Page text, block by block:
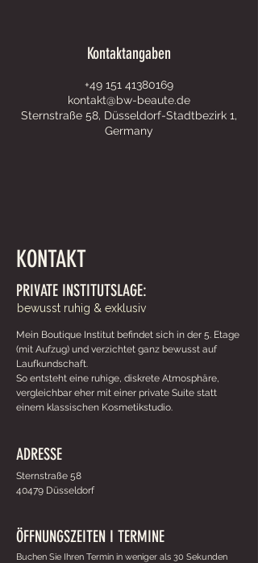
Kontaktangaben
+49 151 41380169
kontakt@bw-beaute.de
Sternstraße 58, Düsseldorf-Stadtbezirk 1,
Germany
KONTAKT
PRIVATE INSTITUTSLAGE:
bewusst ruhig & exklusiv
Mein Boutique Institut befindet sich in der 5. Etage
(mit Aufzug) und verzichtet ganz bewusst auf
Laufkundschaft.
So entsteht eine ruhige, diskrete Atmosphäre,
vergleichbar eher mit einer private Suite statt
einem klassischen Kosmetikstudio.
ADRESSE
Sternstraße 58
40479 Düsseldorf
ÖFFNUNGSZEITEN I TERMINE
Buchen Sie Ihren Termin in weniger als 30 Sekunden